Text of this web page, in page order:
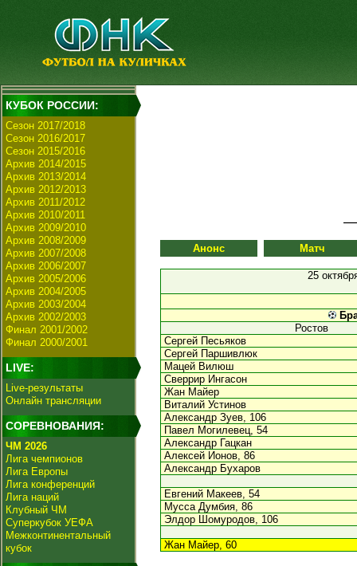
КУБОК РОССИИ:
Сезон 2017/2018
Сезон 2016/2017
Сезон 2015/2016
Архив 2014/2015
Архив 2013/2014
Архив 2012/2013
Архив 2011/2012
Архив 2010/2011
Архив 2009/2010
Архив 2008/2009
Архив 2007/2008
Архив 2006/2007
Архив 2005/2006
Архив 2004/2005
Архив 2003/2004
Архив 2002/2003
Финал 2001/2002
Финал 2000/2001
LIVE:
Live-результаты
Онлайн трансляции
СОРЕВНОВАНИЯ:
ЧМ 2026
Лига чемпионов
Лига Европы
Лига конференций
Лига наций
Клубный ЧМ
Суперкубок УЕФА
Межконтинентальный
кубок
Анонс Матч
25
Ростов
Сергей Песьяков
Сергей Паршивлюк
Мацей Вилюш
Сверрир Ингасон
Жан Майер
Виталий Устинов
Александр Зуев, 106
Павел Могилевец, 54
Александр Гацкан
Алексей Ионов, 86
Александр Бухаров
Евгений Макеев, 54
Мусса Думбия, 86
Элдор Шомуродов, 106
Жан Майер, 60